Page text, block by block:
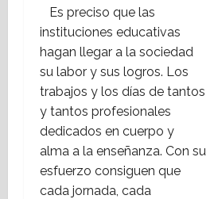
Es preciso que las
instituciones educativas
hagan llegar a la sociedad
su labor y sus logros. Los
trabajos y los días de tantos
y tantos profesionales
dedicados en cuerpo y
alma a la enseñanza. Con su
esfuerzo consiguen que
cada jornada, cada